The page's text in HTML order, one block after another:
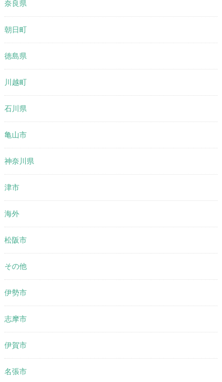
奈良県
朝日町
徳島県
川越町
石川県
亀山市
神奈川県
津市
海外
松阪市
その他
伊勢市
志摩市
伊賀市
名張市